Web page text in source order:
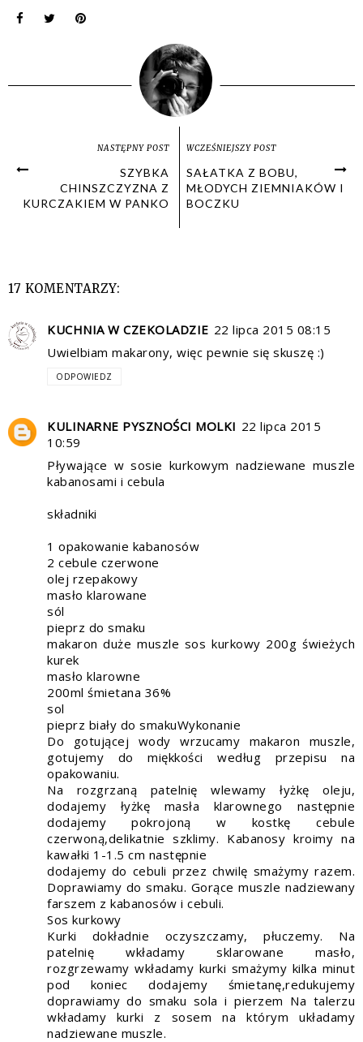
NASTĘPNY POST
SZYBKA
CHINSZCZYZNA Z
KURCZAKIEM W PANKO
WCZEŚNIEJSZY POST
SAŁATKA Z BOBU,
MŁODYCH ZIEMNIAKÓW I
BOCZKU
17 KOMENTARZY:
KUCHNIA W CZEKOLADZIE 22 lipca 2015 08:15
Uwielbiam makarony, więc pewnie się skuszę :)
ODPOWIEDZ
KULINARNE PYSZNOŚCI MOLKI 22 lipca 2015
10:59
Pływające w sosie kurkowym nadziewane muszle
kabanosami i cebula
składniki
1 opakowanie kabanosów
2 cebule czerwone
olej rzepakowy
masło klarowane
sól
pieprz do smaku
makaron duże muszle sos kurkowy 200g świeżych
kurek
masło klarowne
200ml śmietana 36%
sol
pieprz biały do smakuWykonanie
Do gotującej wody wrzucamy makaron muszle,
gotujemy do miękkości według przepisu na
opakowaniu.
Na rozgrzaną patelnię wlewamy łyżkę oleju,
dodajemy łyżkę masła klarownego następnie
dodajemy pokrojoną w kostkę cebule
czerwoną,delikatnie szklimy. Kabanosy kroimy na
kawałki 1-1.5 cm następnie
dodajemy do cebuli przez chwilę smażymy razem.
Doprawiamy do smaku. Gorące muszle nadziewany
farszem z kabanosów i cebuli.
Sos kurkowy
Kurki dokładnie oczyszczamy, płuczemy. Na
patelnię wkładamy sklarowane masło,
rozgrzewamy wkładamy kurki smażymy kilka minut
pod koniec dodajemy śmietanę,redukujemy
doprawiamy do smaku sola i pierzem Na talerzu
wkładamy kurki z sosem na którym układamy
nadziewane muszle.